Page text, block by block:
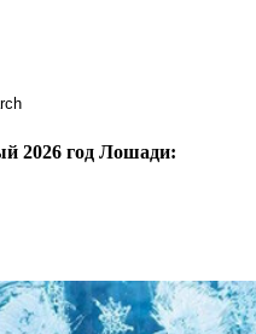
2026 год Лошади: